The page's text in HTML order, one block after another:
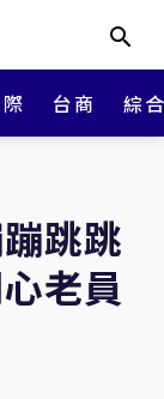
台商 綜
跳跳
老員